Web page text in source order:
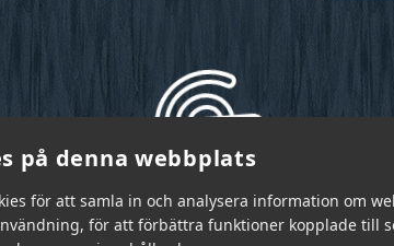
på denna webbplats
för att samla in och analysera information om
för att förbättra funktioner kopplade till